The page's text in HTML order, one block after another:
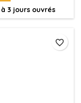
3 jours ouvrés
favorite_border